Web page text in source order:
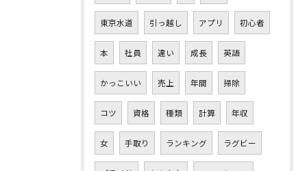
東京水道 引っ越し アプリ 初心者
本 社員 違い 成長 英語
かっこいい 売上 年間 掃除
コツ 資格 種類 計算 年収
女 手取り ランキング ラグビー